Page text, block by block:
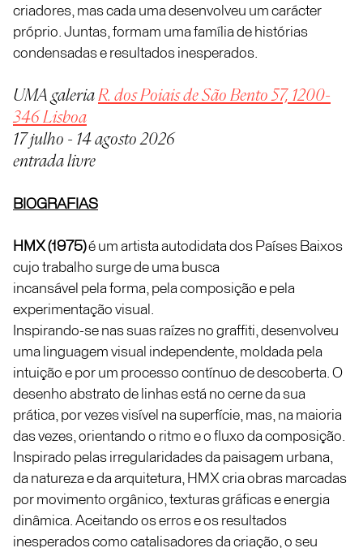
criadores, mas cada uma desenvolveu um carácter
próprio. Juntas, formam uma família de histórias
condensadas e resultados inesperados.
UMA galeriaR. dos Poiais de São Bento 57, 1200-
346 Lisboa
17 julho - 14 agosto 2026
entrada livre
BIOGRAFIAS
HMX (1975)é um artista autodidata dos Países Baixos
cujo trabalho surge de uma busca
incansável pela forma, pela composição e pela
experimentação visual.
Inspirando-se nas suas raízes no graffiti, desenvolveu
uma linguagem visual independente, moldada pela
intuição e por um processo contínuo de descoberta. O
desenho abstrato de linhas está no cerne da sua
prática, por vezes visível na superfície, mas, na maioria
das vezes, orientando o ritmo e o fluxo da composição.
Inspirado pelas irregularidades da paisagem urbana,
da natureza e da arquitetura, HMX cria obras marcadas
por movimento orgânico, texturas gráficas e energia
dinâmica. Aceitando os erros e os resultados
inesperados como catalisadores da criação, o seu